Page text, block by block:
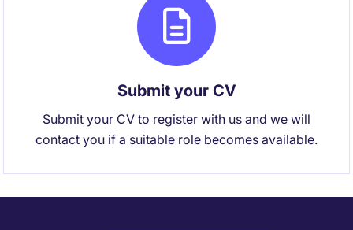
Submit your CV
Submit your CV to register with us and we will
contact you if a suitable role becomes available.